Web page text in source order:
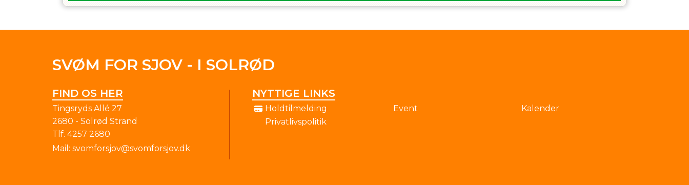
SVØM FOR SJOV - I SOLRØD
FIND OS HER
Tingsryds Allé 27
2680 - Solrød Strand
Tlf. 4257 2680
Mail: svomforsjov@svomforsjov.dk
NYTTIGE LINKS
Holdtilmelding Event
Kalender
Privatlivspolitik